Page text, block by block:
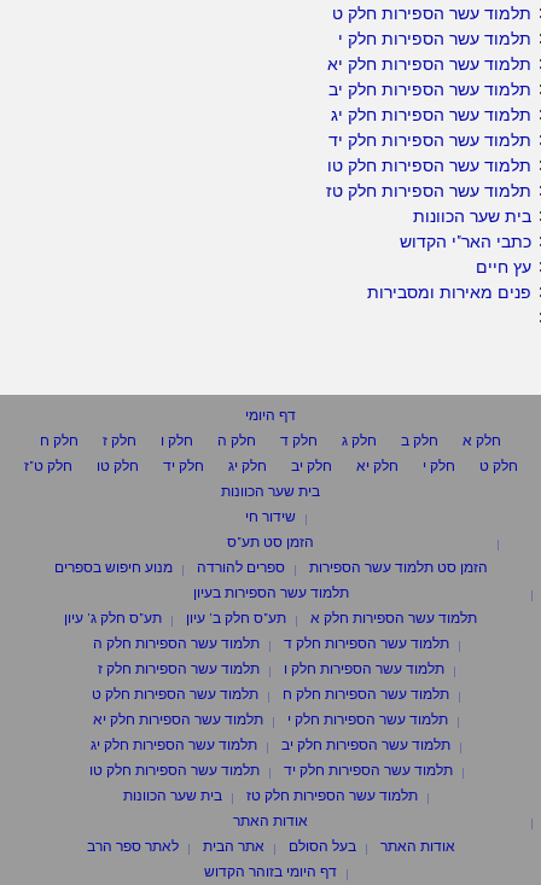
תלמוד עשר הספירות חלק ט
תלמוד עשר הספירות חלק י
תלמוד עשר הספירות חלק יא
תלמוד עשר הספירות חלק יב
תלמוד עשר הספירות חלק יג
תלמוד עשר הספירות חלק יד
תלמוד עשר הספירות חלק טו
תלמוד עשר הספירות חלק טז
בית שער הכוונות
כתבי האר"י הקדוש
עץ חיים
פנים מאירות ומסבירות
דף היומי
חלק א
חלק ב חלק ג חלק ד חלק ה חלק ו חלק ז
חלק ח
חלק ט
חלק י חלק יא חלק יב חלק יג חלק יד חלק טו
חלק ט"ז
בית שער הכוונות
שידור חי
הזמן סט תע"ס
הזמן סט תלמוד עשר הספירות
ספרים להורדה
מנוע חיפוש בספרים
תלמוד עשר הספירות בעיון
תלמוד עשר הספירות חלק א
תע"ס חלק ב' עיון
תע"ס חלק ג' עיון
תלמוד עשר הספירות חלק ד
תלמוד עשר הספירות חלק ה
תלמוד עשר הספירות חלק ו
תלמוד עשר הספירות חלק ז
תלמוד עשר הספירות חלק ח
תלמוד עשר הספירות חלק ט
תלמוד עשר הספירות חלק י
תלמוד עשר הספירות חלק יא
תלמוד עשר הספירות חלק יב
תלמוד עשר הספירות חלק יג
תלמוד עשר הספירות חלק יד
תלמוד עשר הספירות חלק טו
תלמוד עשר הספירות חלק טז
בית שער הכוונות
אודות האתר
אודות האתר
בעל הסולם אתר הבית
לאתר ספר הרב
דף היומי בזוהר הקדוש